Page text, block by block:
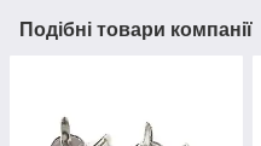
Подібні товари компанії